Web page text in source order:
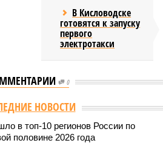
В Кисловодске
готовятся к запуску
первого
электротакси
0
НОВОСТИ
в топ-10 регионов России по
половине 2026 года